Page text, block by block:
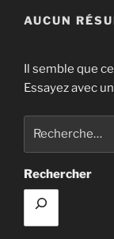
AUCUN
Il semble que
Essayez avec
Rechercher